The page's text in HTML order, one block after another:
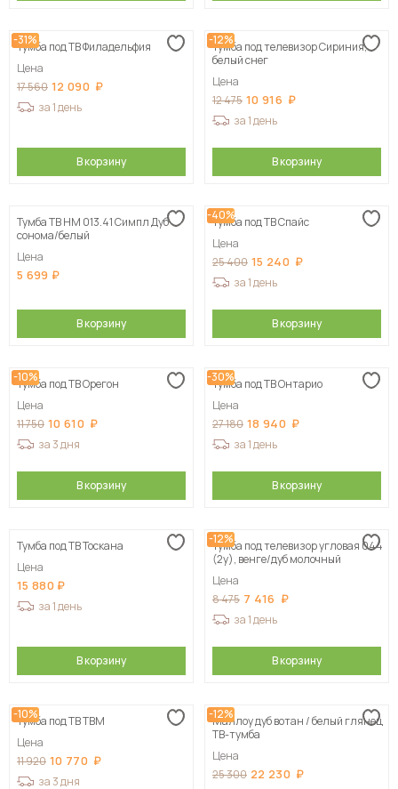
-31%
Тумба под ТВ Филадельфия
Цена
17 560 12 090
за 1 день
В корзину
-12%
Тумба под телевизор Сириния,
белый снег
Цена
12 475 10 916
за 1 день
В корзину
Тумба ТВ НМ 013.41 Симпл Дуб
сонома/белый
Цена
5 699
В корзину
-40%
Тумба под ТВ Спайс
Цена
25 400 15 240
за 1 день
В корзину
-10%
Тумба под ТВ Орегон
Цена
11 750 10 610
за 3 дня
В корзину
-30%
Тумба под ТВ Онтарио
Цена
27 180 18 940
за 1 день
В корзину
Тумба под ТВ Тоскана
Цена
15 880
за 1 день
В корзину
-12%
Тумба под телевизор угловая 044
(2у), венге/дуб молочный
Цена
8 475 7 416
за 1 день
В корзину
-10%
Тумба под ТВ ТВМ
Цена
11 920 10 770
за 3 дня
-12%
Маллоу дуб вотан / белый глянец
ТВ-тумба
Цена
25 300 22 230